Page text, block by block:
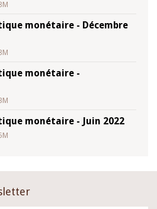
monétaire - Décembre
monétaire -
monétaire - Juin 2022